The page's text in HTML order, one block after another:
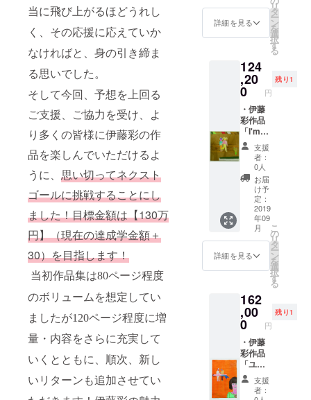
当に飛び上がるほどうれし
く、その応援に応えていか
なければと、身の引き締ま
る思いでした。
そして今回、予想を上回る
ご支援、ご協力を受け、よ
り多くの皆様に伊藤彩の作
品を楽しんでいただけるよ
うに、 思い切ってネクスト
ゴールに挑戦することにし
ました！目標金額は【130万
円】（現在の達成学金額＋
30）を目指します！
当初作品集は80ページ程度
のボリュームを想定してい
ましたが120ページ程度に増
量・内容をさらに充実して
いくとともに、順次、新し
いリターンも追加させてい
全なゼ
リー♪そ
のうえ
ぷるん
の食感
がたま
らな
く、果
肉だけ
が
ジュー
スに
なった
当園の
100％ス
トレー
ジュー
スを原
料とし
ている
ため、
とって
もクリ
味！柑
橘その
ものの
特徴を
そのま
んまゼ
リーに
した、
自信を
もって
の苦
み・ア
よう果
肉だけ
を搾っ
たみか
ん果汁
を使
用。和
歌山県
産のみ
かん果
汁を
たっぷ
り50％
配合し
ている
ので、
てのみ
かんの
がりま
す。 ③
ぷるっ
るっ！
の食感
がたま
らな
い。寒
下さ
い。 ・
伊藤彩
からの
お礼
メッ
セージ
メール
と次回
の展覧
会を
メール
でご案
内いた
しま
す。
を依頼
しまし
ション
でき
て、と
ても光
栄で
す。」
伊藤彩
✻YUHE
MUKAI
とは ウ
イーン
応用美
術大学
ファッ
ション
科中
退。現
て活
動。国
内外の
アー
ティス
トとコ
ラボし
た
ファッ
た！伊
藤彩オ
リジナ
ルキャ
ター
「みか
どちゃ
ん」の
ランプ
です。
CAMPF
IRE限定
です！
サイ
ズ：
H195×
D205×
W140m
m 仕
様：
AC100
V
LED1.2
W、口
E17・
電線の
長さ
2m30c
m・
ON/OFF
スイッ
チ有り
✻手作
りのた
ン付き
作品集
・伊藤
彩から
メッ
セージ
メール
と次回
の展覧
会を
メール
でご案
内いた
しま
す。
詳細を見る
リ
タ
ー
ン
を
選
択
す
る
124
,20
0 円
残り1
・伊藤
彩作品
「I'm
homesi
ck ver.
32cm×
32cm,
2016,
oil on
canvas
・サイ
ン付き
作品集
・伊藤
彩から
メッ
セージ
メール
と次回
の展覧
会を
メール
でご案
内いた
しま
支援
者：
0人
お届
け予
定：
2019
年09
月
詳細を見る
こ
の
リ
タ
ー
ン
を
選
択
す
る
162
,00
0 円
残り1
・伊藤
彩作品
「ユミ
の過
去
Yumi's
支援
者：